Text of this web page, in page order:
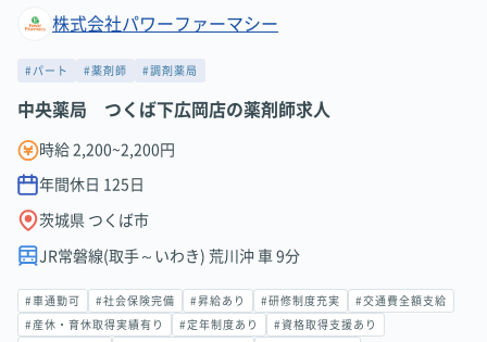
株式会社パワーファーマシー
#パート #薬剤師 #調剤薬局
中央薬局 つくば下広岡店の薬剤師求人
時給 2,200~2,200円
年間休日 125 日
茨城県 つくば市
JR常磐線(取手～いわき) 荒川沖 車 9分
#車通勤可 #社会保険完備 #昇給あり #研修制度充実 #交通費全額支給
#産休・育休取得実績有り #定年制度あり #資格取得支援あり